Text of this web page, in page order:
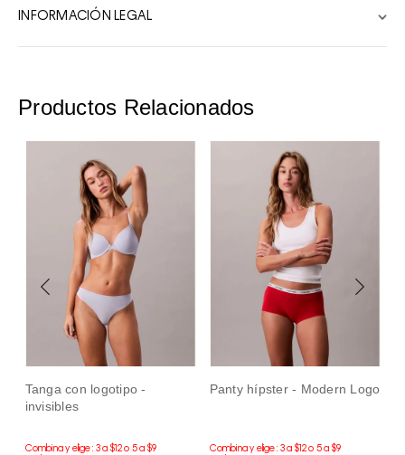
9
INFORMACIÓN LEGAL
Productos Relacionados
Tanga con logotipo -
invisibles
Panty hípster - Modern Logo